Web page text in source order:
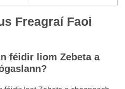
Freagraí Faoi
féidir liom Zebeta a